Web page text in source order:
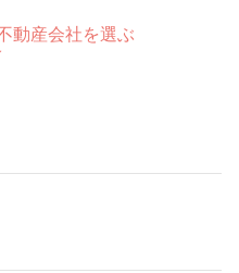
動産会社を選ぶ